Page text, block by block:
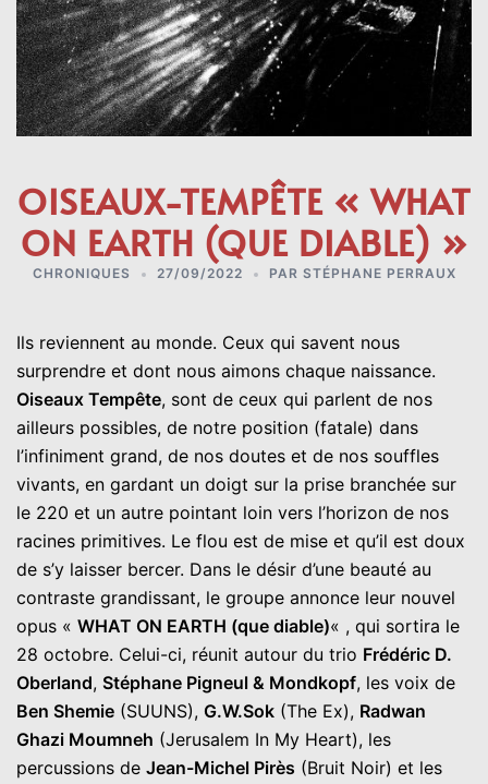
OISEAUX-TEMPÊTE « WHAT
ON EARTH (QUE DIABLE) »
CHRONIQUES 27/09/2022 PAR STÉPHANE PERRAUX
Ils reviennent au monde. Ceux qui savent nous
surprendre et dont nous aimons chaque naissance.
Oiseaux Tempête, sont de ceux qui parlent de nos
ailleurs possibles, de notre position (fatale) dans
l’infiniment grand, de nos doutes et de nos souffles
vivants, en gardant un doigt sur la prise branchée sur
le 220 et un autre pointant loin vers l’horizon de nos
racines primitives. Le flou est de mise et qu’il est doux
de s’y laisser bercer. Dans le désir d’une beauté au
contraste grandissant, le groupe annonce leur nouvel
opus « WHAT ON EARTH (que diable)« , qui sortira le
28 octobre. Celui-ci, réunit autour du trio Frédéric D.
Oberland, Stéphane Pigneul & Mondkopf, les voix de
Ben Shemie (SUUNS), G.W.Sok (The Ex), Radwan
Ghazi Moumneh (Jerusalem In My Heart), les
percussions de Jean-Michel Pirès (Bruit Noir) et les